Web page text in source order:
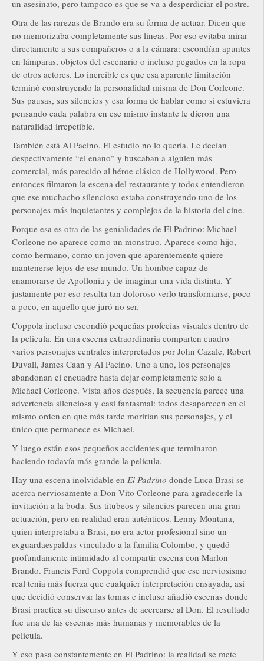
un asesinato, pero tampoco es que se va a desperdiciar el postre.
Otra de las rarezas de Brando era su forma de actuar. Dicen que
no memorizaba completamente sus líneas. Por eso evitaba mirar
directamente a sus compañeros o a la cámara: escondían apuntes
en lámparas, objetos del escenario o incluso pegados en la ropa
de otros actores. Lo increíble es que esa aparente limitación
terminó construyendo la personalidad misma de Don Corleone.
Sus pausas, sus silencios y esa forma de hablar como si estuviera
pensando cada palabra en ese mismo instante le dieron una
naturalidad irrepetible.
También está Al Pacino. El estudio no lo quería. Le decían
despectivamente “el enano” y buscaban a alguien más
comercial, más parecido al héroe clásico de Hollywood. Pero
entonces filmaron la escena del restaurante y todos entendieron
que ese muchacho silencioso estaba construyendo uno de los
personajes más inquietantes y complejos de la historia del cine.
Porque esa es otra de las genialidades de El Padrino: Michael
Corleone no aparece como un monstruo. Aparece como hijo,
como hermano, como un joven que aparentemente quiere
mantenerse lejos de ese mundo. Un hombre capaz de
enamorarse de Apollonia y de imaginar una vida distinta. Y
justamente por eso resulta tan doloroso verlo transformarse, poco
a poco, en aquello que juró no ser.
Coppola incluso escondió pequeñas profecías visuales dentro de
la película. En una escena extraordinaria comparten cuadro
varios personajes centrales interpretados por John Cazale, Robert
Duvall, James Caan y Al Pacino. Uno a uno, los personajes
abandonan el encuadre hasta dejar completamente solo a
Michael Corleone. Vista años después, la secuencia parece una
advertencia silenciosa y casi fantasmal: todos desaparecen en el
mismo orden en que más tarde morirían sus personajes, y el
único que permanece es Michael.
Y luego están esos pequeños accidentes que terminaron
haciendo todavía más grande la película.
Hay una escena inolvidable en El Padrino donde Luca Brasi se
acerca nerviosamente a Don Vito Corleone para agradecerle la
invitación a la boda. Sus titubeos y silencios parecen una gran
actuación, pero en realidad eran auténticos. Lenny Montana,
quien interpretaba a Brasi, no era actor profesional sino un
exguardaespaldas vinculado a la familia Colombo, y quedó
profundamente intimidado al compartir escena con Marlon
Brando. Francis Ford Coppola comprendió que ese nerviosismo
real tenía más fuerza que cualquier interpretación ensayada, así
que decidió conservar las tomas e incluso añadió escenas donde
Brasi practica su discurso antes de acercarse al Don. El resultado
fue una de las escenas más humanas y memorables de la
película.
Y eso pasa constantemente en El Padrino: la realidad se mete